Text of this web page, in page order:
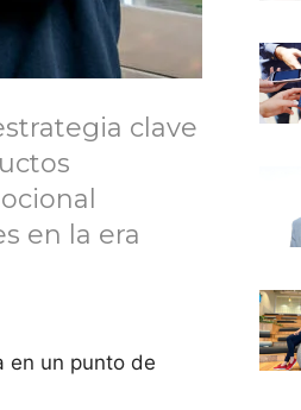
clave
en la era
en un punto de